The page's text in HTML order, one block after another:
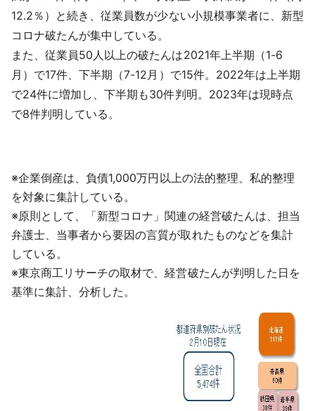
12.2％）と続き、従業員数が少ない小規模事業者に、新型
コロナ破たんが集中している。
また、従業員50人以上の破たんは2021年上半期（1-6
月）で17件、下半期（7-12月）で15件。2022年は上半期
で24件に増加し、下半期も30件判明。2023年は現時点
で8件判明している。
※企業倒産は、負債1,000万円以上の法的整理、私的整理
を対象に集計している。
※原則として、「新型コロナ」関連の経営破たんは、担当
弁護士、当事者から要因の言質が取れたものなどを集計
している。
※東京商工リサーチの取材で、経営破たんが判明した日を
基準に集計、分析した。